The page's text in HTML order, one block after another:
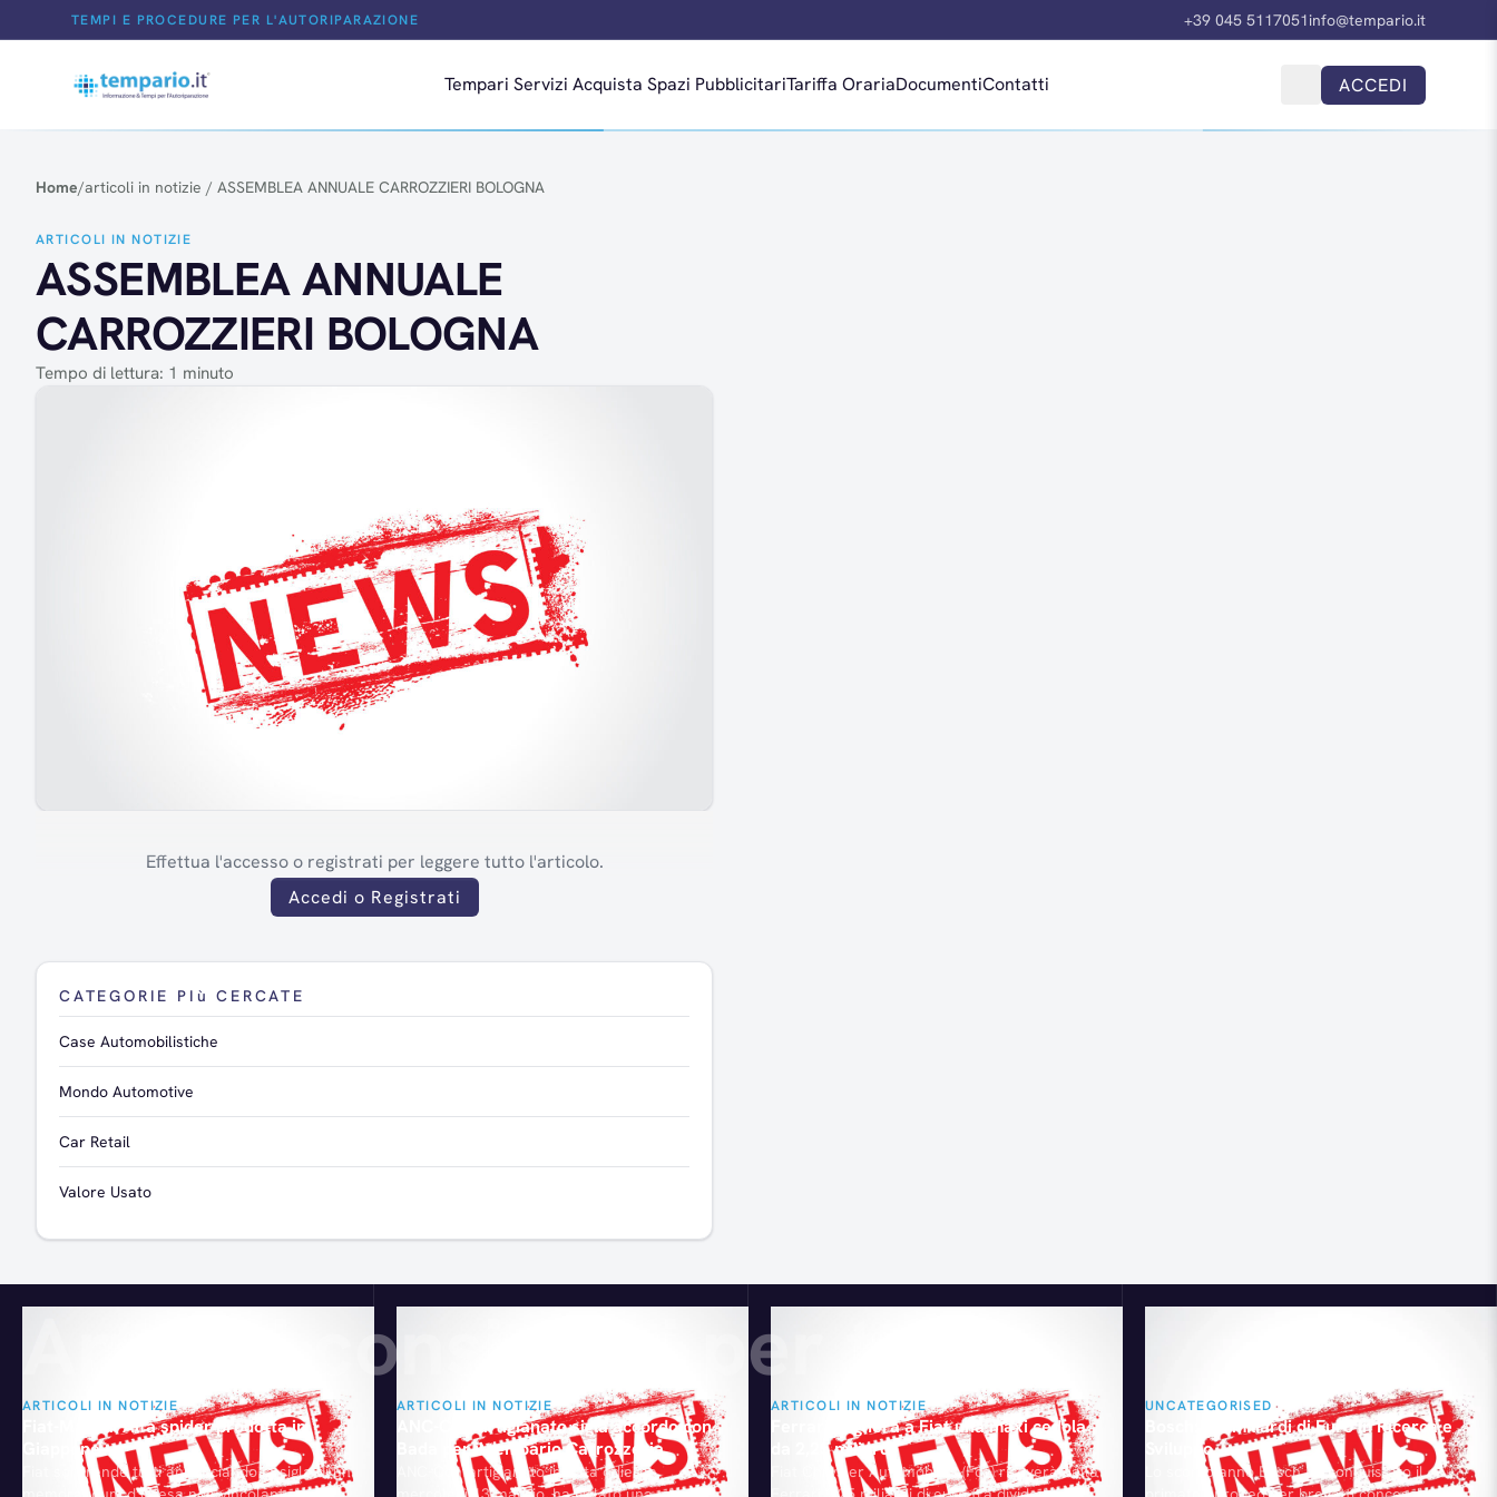
Salta al contenutoTEMPI E PROCEDURE PER L'AUTORIPARAZIONE +39 045 5117051info@tempario.it
Tempari Servizi Acquista Spazi PubblicitariTariffa OrariaDocumentiContatti ACCEDI
Home/articoli in notizie / ASSEMBLEA ANNUALE CARROZZIERI BOLOGNA
ARTICOLI IN NOTIZIE
ASSEMBLEA ANNUALE
CARROZZIERI BOLOGNA
Tempo di lettura: 1 minuto
Effettua l'accesso o registrati per leggere tutto l'articolo.
Accedi o Registrati
CATEGORIE PIù CERCATE
Case Automobilistiche
Mondo Automotive
Car Retail
Valore Usato
Articoli consigliati per te
ARTICOLI IN NOTIZIE
Fiat-Mazda: Alfa spider prodotta in
Giappone
Fiat sorprende tutti annunciando la sigla di un
ARTICOLI IN NOTIZIE
ANC-Confartigianato sigla accordo con
Bada per il tempario Carrozzeria
ANC-Confartigianato in data odierna,
ARTICOLI IN NOTIZIE
Ferrari pagherà a Fiat una maxi cedola
da 2,25 miliardi
Fiat Chrysler Automobiles (Fca) riceverà dalla
UNCATEGORISED
Bosch: 4,5 miliardi di Euro in Ricerca e
Sviluppo
Lo scorso anno Bosch ha conquistato il